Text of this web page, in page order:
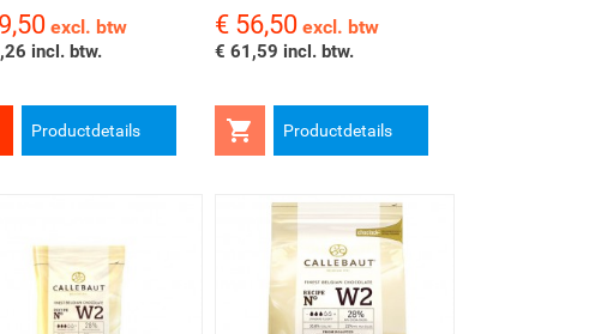
excl. btw
incl. btw.
Productdetails
Prijs
€ 56,50 excl. btw
€ 61,59 incl. btw.
 Productdetails